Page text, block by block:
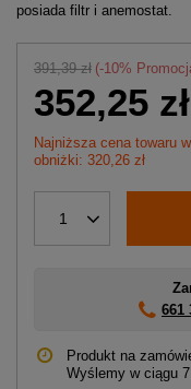
posiada filtr i anemostat.
391,39 zł (-10%
352,25 zł
Najniższa cena towaru
obniżki: 320,26 zł
1
661
Produkt na
Wyślemy w ciągu